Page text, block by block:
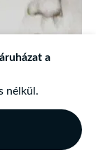
a
nélkül.